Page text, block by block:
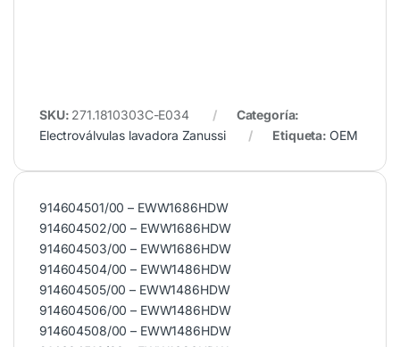
SKU: 271.1810303C-E034
Categoría:
Electroválvulas lavadora Zanussi
Etiqueta: OEM
914604501/00 – EWW1686HDW
914604502/00 – EWW1686HDW
914604503/00 – EWW1686HDW
914604504/00 – EWW1486HDW
914604505/00 – EWW1486HDW
914604506/00 – EWW1486HDW
914604508/00 – EWW1486HDW